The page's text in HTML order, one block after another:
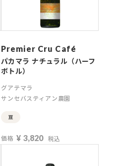
Premier Cru Café
パカマラ ナチュラル（ハーフ
ボトル）
グアテマラ
サンセバスティアン農園
豆
価格 ¥ 3,820 税込